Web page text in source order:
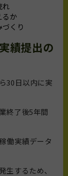
れ
るか
くり
績提出の
30日以内に実
終了後5年間
働実績データ
生するため、